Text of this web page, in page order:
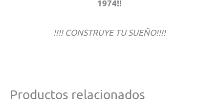
1974!!
!!!! CONSTRUYE TU SUEÑO!!!!
Productos relacionados